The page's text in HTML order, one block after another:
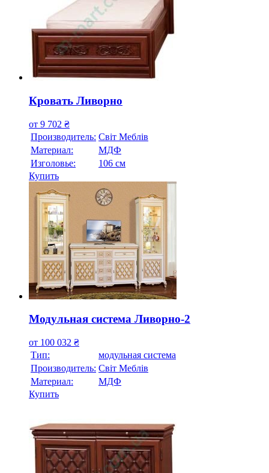
Кровать Ливорно
от 9 702 ₴
Производитель: Свiт Меблiв
Материал:
МДФ
Изголовье:
106 см
Купить
Модульная система Ливорно-2
от 100 032 ₴
Тип:
модульная система
Производитель: Свiт Меблiв
Материал:
МДФ
Купить